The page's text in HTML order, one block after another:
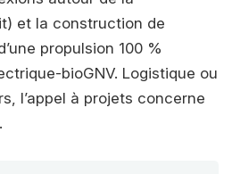
et la construction de
propulsion 100 %
bioGNV. Logistique ou
l’appel à projets concerne